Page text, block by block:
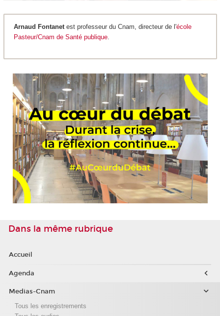
Arnaud Fontanet est professeur du Cnam, directeur de l'école
Pasteur/Cnam de Santé publique.
Dans la même rubrique
Accueil
Agenda
Medias-Cnam
Tous les enregistrements